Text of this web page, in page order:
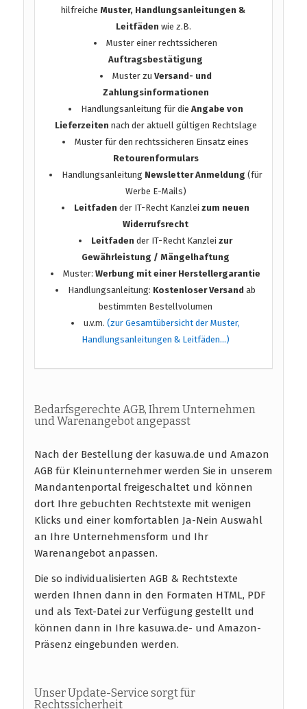
hilfreicheMuster, Handlungsanleitungen &
Leitfäden wie z.B.
Muster einer rechtssicheren
Auftragsbestätigung
Muster zu Versand- und
Zahlungsinformationen
Handlungsanleitung für die Angabe von
Lieferzeiten nach der aktuell gültigen Rechtslage
Muster für den rechtssicheren Einsatz eines
Retourenformulars
Handlungsanleitung Newsletter Anmeldung (für
Werbe E-Mails)
Leitfaden der IT-Recht Kanzleizum neuen
Widerrufsrecht
Leitfaden der IT-Recht Kanzleizur
Gewährleistung / Mängelhaftung
Muster:Werbung mit einer Herstellergarantie
Handlungsanleitung: Kostenloser Versand ab
bestimmten Bestellvolumen
u.v.m.(zur Gesamtübersicht der Muster,
Handlungsanleitungen & Leitfäden…)
Bedarfsgerechte AGB, Ihrem Unternehmen
und Warenangebot angepasst
Nach der Bestellung der kasuwa.de und Amazon
AGB für Kleinunternehmer werden Sie in unserem
Mandantenportal freigeschaltet und können
dort Ihre gebuchten Rechtstexte mit wenigen
Klicks und einer komfortablen Ja-Nein Auswahl
an Ihre Unternehmensform und Ihr
Warenangebot anpassen.
Die so individualisierten AGB & Rechtstexte
werden Ihnen dann in den Formaten HTML, PDF
und als Text-Datei zur Verfügung gestellt und
können dann in Ihre kasuwa.de- und Amazon-
Präsenz eingebunden werden.
Unser Update-Service sorgt für
Rechtssicherheit